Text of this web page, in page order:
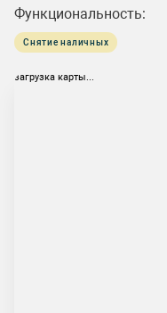
Функциональность:
Снятие наличных
загрузка карты...